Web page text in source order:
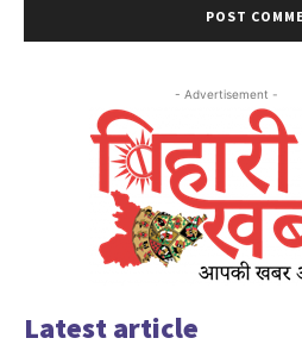
- Advertisement -
Latest article